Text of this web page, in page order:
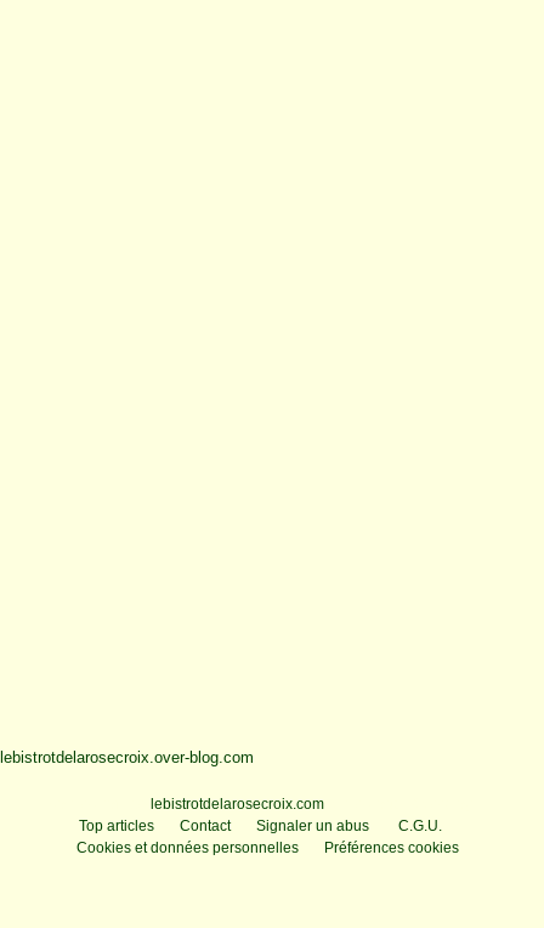
lebistrotdelarosecroix.over-blog.com
lebistrotdelarosecroix.com
Top articles
Contact Signaler un abus
C.G.U.
Cookies et données personnelles
Préférences cookies